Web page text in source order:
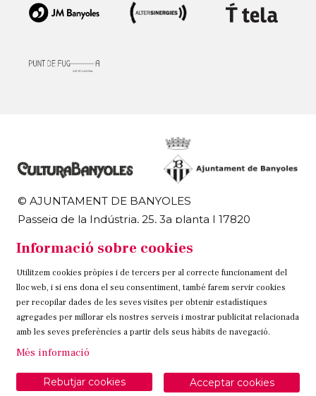
© AJUNTAMENT DE BANYOLES
Passeig de la Indústria, 25, 3a planta | 17820
972 58 18 48 | 972 57 00 50
Sitemap Avís Legal Ús de Cookies Contacteu
Link a instagram
Link a twitter
Link a facebook
Informació sobre cookies
Utilitzem cookies pròpies i de tercers per al correcte funcionament del
lloc web, i si ens dona el seu consentiment, també farem servir cookies
per recopilar dades de les seves visites per obtenir estadístiques
agregades per millorar els nostres serveis i mostrar publicitat relacionada
amb les seves preferències a partir dels seus hàbits de navegació.
Més informació
Acceptar cookies
Rebutjar cookies